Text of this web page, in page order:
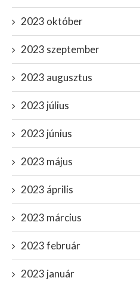
2023 október
2023 szeptember
2023 augusztus
2023 július
2023 június
2023 május
2023 április
2023 március
2023 február
2023 január